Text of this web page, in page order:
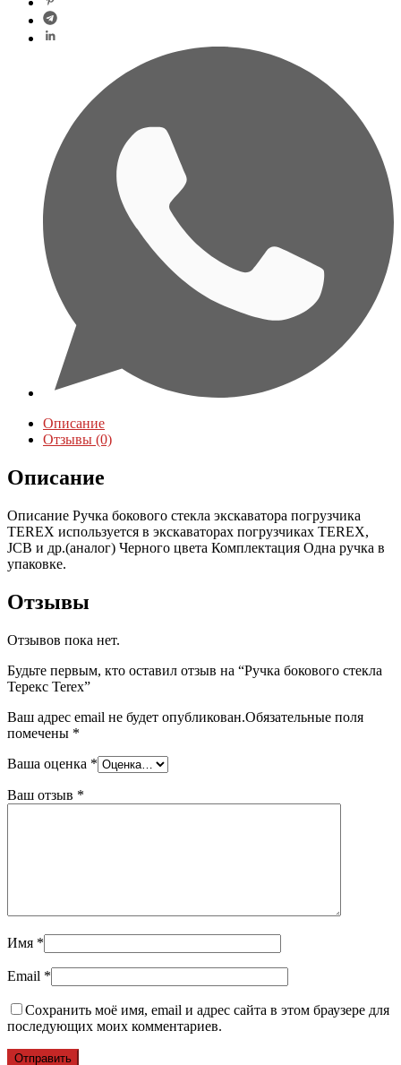
Описание
Отзывы (0)
Описание
Описание Ручка бокового стекла экскаватора погрузчика
TERЕX используется в экскаваторах погрузчиках ТEREX,
JCB и др.(аналог) Черного цвета Комплектация Одна ручка в
упаковке.
Отзывы
Отзывов пока нет.
Будьте первым, кто оставил отзыв на “Ручка бокового стекла
Терекс Terex”
Ваш адрес email не будет опубликован.Обязательные поля
помечены *
Ваша оценка *
Ваш отзыв *
Имя *
Email *
Сохранить моё имя, email и адрес сайта в этом браузере для
последующих моих комментариев.